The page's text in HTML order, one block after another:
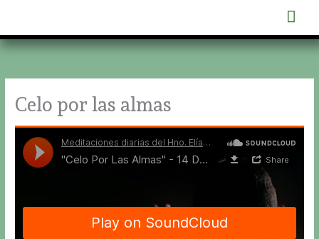
contenido
Celo por las almas